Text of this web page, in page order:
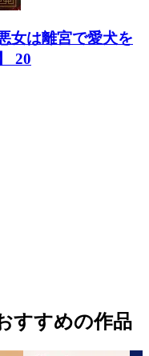
女は離宮で愛犬を
20
すすめの作品